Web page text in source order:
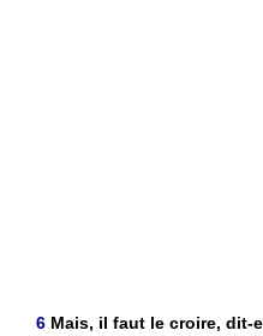
6 Mais, il faut le croire, dit-